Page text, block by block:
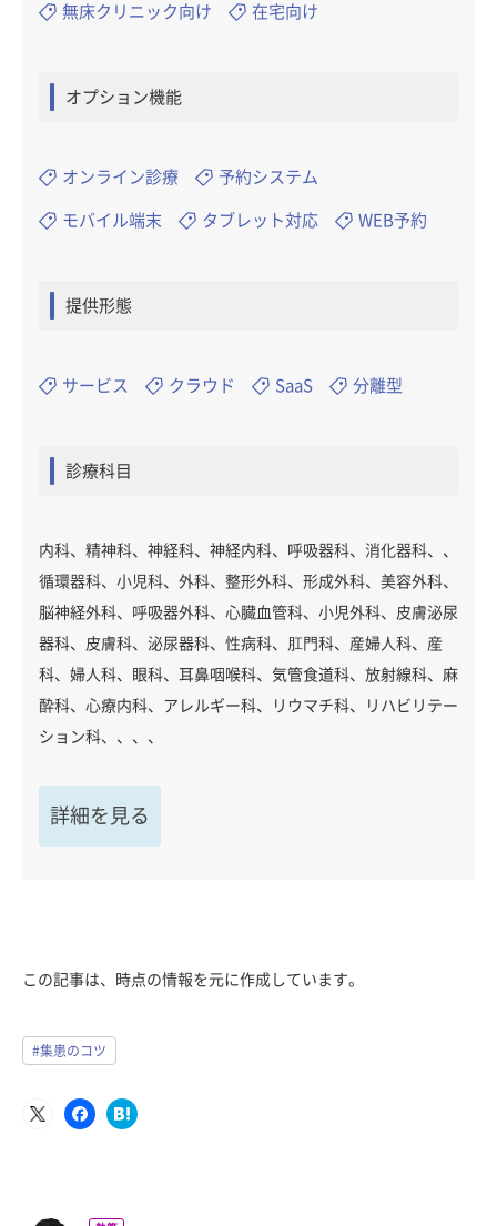
無床クリニック向け 在宅向け
オプション機能
オンライン診療 予約システム
モバイル端末 タブレット対応 WEB予約
提供形態
サービス クラウド SaaS 分離型
診療科目
内科、精神科、神経科、神経内科、呼吸器科、消化器科、、
循環器科、小児科、外科、整形外科、形成外科、美容外科、
脳神経外科、呼吸器外科、心臓血管科、小児外科、皮膚泌尿
器科、皮膚科、泌尿器科、性病科、肛門科、産婦人科、産
科、婦人科、眼科、耳鼻咽喉科、気管食道科、放射線科、麻
酔科、心療内科、アレルギー科、リウマチ科、リハビリテー
ション科、、、、
詳細を見る
この記事は、時点の情報を元に作成しています。
#集患のコツ